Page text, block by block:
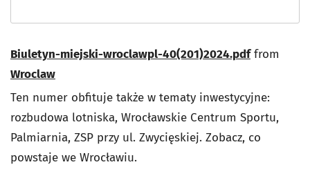
Biuletyn-miejski-wroclawpl-40(201)2024.pdffrom
Wroclaw
Ten numer obfituje także w tematy inwestycyjne:
rozbudowa lotniska, Wrocławskie Centrum Sportu,
Palmiarnia, ZSP przy ul. Zwycięskiej. Zobacz, co
powstaje we Wrocławiu.